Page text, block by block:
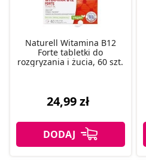
Naturell Witamina B12
Forte tabletki do
rozgryzania i żucia, 60 szt.
24,99 zł